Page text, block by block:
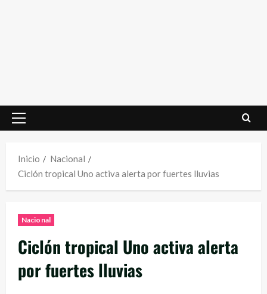
Menú
Inicio
Nacional
Ciclón tropical Uno activa alerta por fuertes lluvias
Nacional
Ciclón tropical Uno activa alerta
por fuertes lluvias